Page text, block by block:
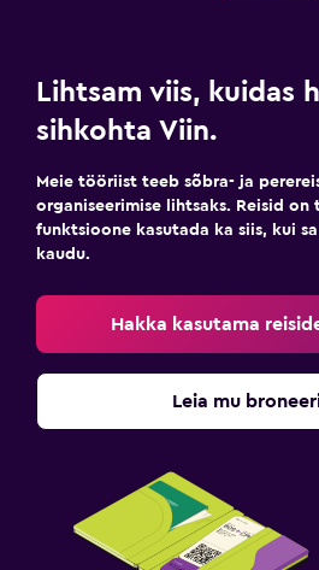
Lihtsam viis, kuidas
sihkohta Viin.
Meie tööriist teeb sõbra- ja
organiseerimise lihtsaks. Reisid on
funktsioone kasutada ka siis, kui
kaudu.
Hakka kasutama
Leia mu